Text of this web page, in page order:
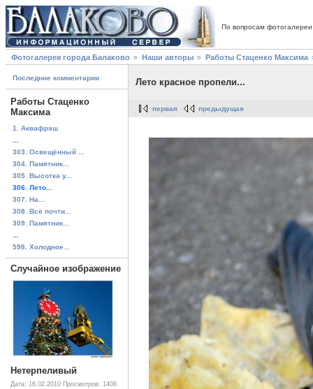
По вопросам
Фотогалерея города Балаково Наши авторы Работы Стаценко Максима
Последние комментарии
Работы Стаценко
Максима
1. Аквафрэш
303. Освещённый ...
304. Памятник...
305. Высотка у...
306. Лето...
307. На...
308. Всё почти...
309. Памятник...
598. Холодное...
Случайное изображение
Нетерпеливый
Дата: 16.02.2010 Просмотров: 1408
Лето красное пропели...
первая предыдущая